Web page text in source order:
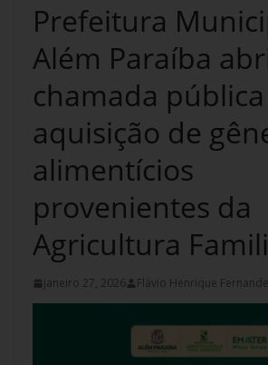
Prefeitura
Além Paraíba
chamada
aquisição de
alimentícios
provenientes da
Agricultura
janeiro 27, 2026 Flávio Henrique